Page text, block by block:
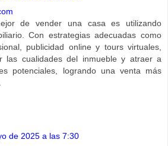
de vender una casa es utilizando
Con estrategias adecuadas como
publicidad online y tours virtuales,
las cualidades del inmueble y atraer a
potenciales, logrando una venta más
de 2025 a las 7:30